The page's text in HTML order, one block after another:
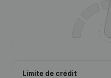
Limite de crédit